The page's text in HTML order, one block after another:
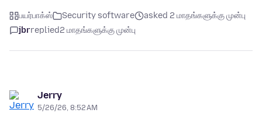
பயர்பாக்ஸ் Security software
asked 2 மாதங்களுக்கு முன்பு
jbrreplied2 மாதங்களுக்கு முன்பு
Jerry
5/26/26, 8:52 AM